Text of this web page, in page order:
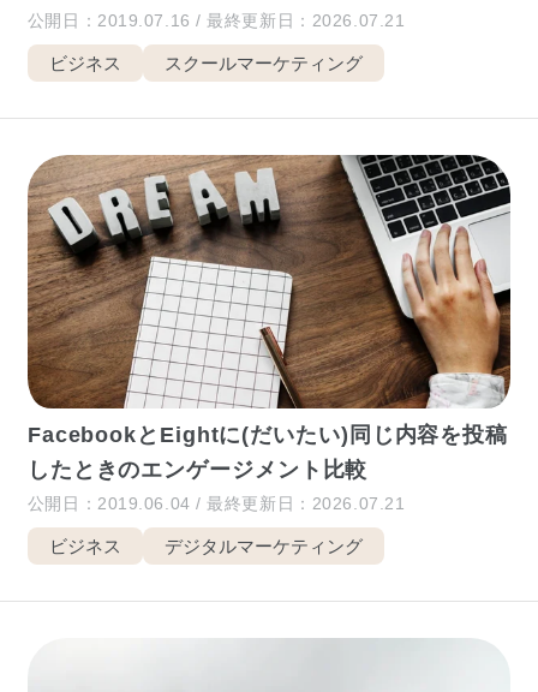
公開日：2019.07.16 / 最終更新日：2026.07.21
ビジネス スクールマーケティング
FacebookとEightに(だいたい)同じ内容を投稿
したときのエンゲージメント比較
公開日：2019.06.04 / 最終更新日：2026.07.21
ビジネス デジタルマーケティング